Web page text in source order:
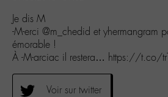
Je dis M
-M-erci @m_chedid et yhermangram
émorable !
À -M-arciac il restera… https://t.co/
Voir sur twitter